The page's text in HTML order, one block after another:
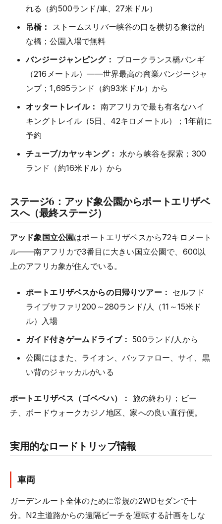
れる（約500ランド/車、27米ドル）
吊橋：
ストームスリバー峡谷の口を横切る象徴的
な橋；公園入場で無料
バンジージャンピング： ブロークランス橋バンギ
（216メートル）——世界最高の商業バンジージャ
ンプ；1,695ランド（約93米ドル）から
オッタートレイル： 南アフリカで最も有名なハイ
キングトレイル（5日、42キロメートル）；1年前に
予約
チューブ/カヤッキング： 水から峡谷を探索；300
ランド（約16米ドル）から
ステージ6：アッド象公園からポートエリザベ
スへ（最終ステージ）
アッド象国立公園はポートエリザベスから72キロメート
ル——南アフリカで3番目に大きい国立公園で、600以
上のアフリカ象が住んでいる。
ポートエリザベスからの日帰りツアー： セルフド
ライブサファリ200～280ランド/人（11～15米ド
ル）入場
ガイド付きゲームドライブ： 500ランド/人から
公園にはまた、ライオン、バッファロー、サイ、黒
い背のジャッカルがいる
ポートエリザベス（ゴベベハ）： 旅の終わり；ビー
チ、ボードウォークカジノ地区、家への良い直行便。
実用的なロードトリップ情報
車両
ガーデンルート全体のために常規の2WDセダンで十
分。N2主道路からの遠隔ビーチを運転する計画をしな